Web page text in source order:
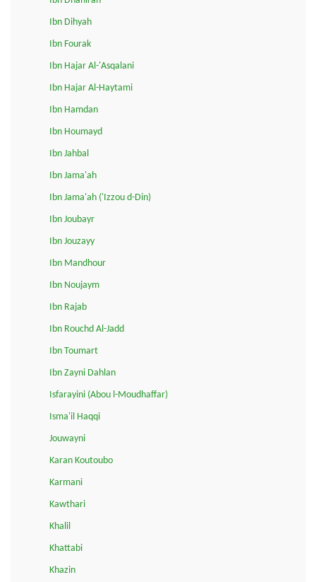
Ibn Dihyah
Ibn Fourak
Ibn Hajar Al-'Asqalani
Ibn Hajar Al-Haytami
Ibn Hamdan
Ibn Houmayd
Ibn Jahbal
Ibn Jama'ah
Ibn Jama'ah ('Izzou d-Din)
Ibn Joubayr
Ibn Jouzayy
Ibn Mandhour
Ibn Noujaym
Ibn Rajab
Ibn Rouchd Al-Jadd
Ibn Toumart
Ibn Zayni Dahlan
Isfarayini (Abou l-Moudhaffar)
Isma'il Haqqi
Jouwayni
Karan Koutoubo
Karmani
Kawthari
Khalil
Khattabi
Khazin